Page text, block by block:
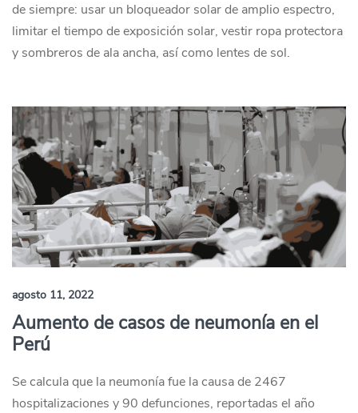
de siempre: usar un bloqueador solar de amplio espectro,
limitar el tiempo de exposición solar, vestir ropa protectora
y sombreros de ala ancha, así como lentes de sol.
agosto 11, 2022
Aumento de casos de neumonía en el
Perú
Se calcula que la neumonía fue la causa de 2467
hospitalizaciones y 90 defunciones, reportadas el año